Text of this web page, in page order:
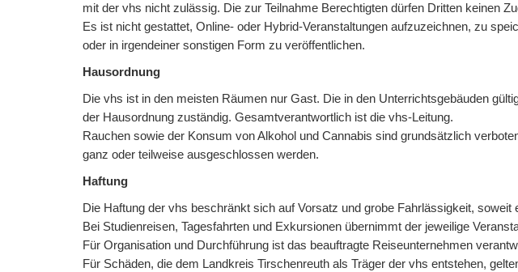
mit der vhs nicht zulässig. Die zur Teilnahme Berechtigten dürfen Dritten keinen
Es ist nicht gestattet, Online- oder Hybrid-Veranstaltungen aufzuzeichnen, zu
oder in irgendeiner sonstigen Form zu veröffentlichen.
Hausordnung
Die vhs ist in den meisten Räumen nur Gast. Die in den Unterrichtsgebäuden
der Hausordnung zuständig. Gesamtverantwortlich ist die vhs-Leitung.
Rauchen sowie der Konsum von Alkohol und Cannabis sind grundsätzlich
ganz oder teilweise ausgeschlossen werden.
Haftung
Die Haftung der vhs beschränkt sich auf Vorsatz und grobe Fahrlässigkeit,
Bei Studienreisen, Tagesfahrten und Exkursionen übernimmt der jeweilige
Für Organisation und Durchführung ist das beauftragte Reiseunternehmen
Für Schäden, die dem Landkreis Tirschenreuth als Träger der vhs entstehen,